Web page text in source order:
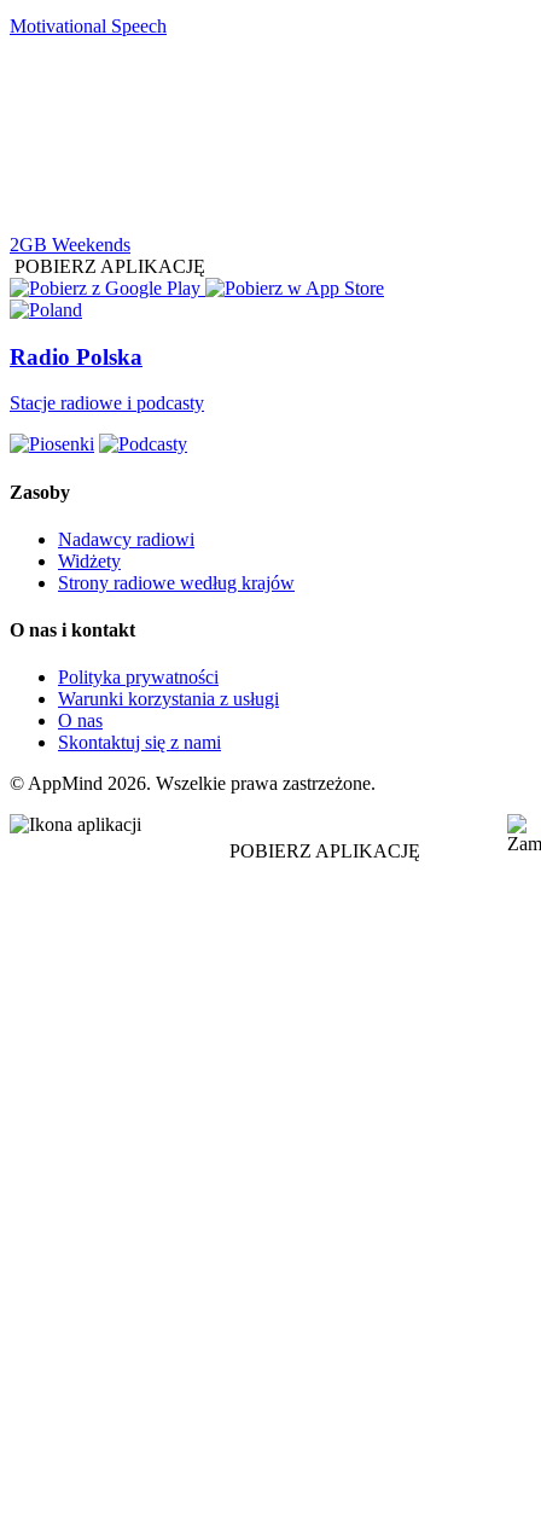
Motivational Speech
2GB Weekends
POBIERZ APLIKACJĘ
Radio Polska
Stacje radiowe i podcasty
Zasoby
Nadawcy radiowi
Widżety
Strony radiowe według krajów
O nas i kontakt
Polityka prywatności
Warunki korzystania z usługi
O nas
Skontaktuj się z nami
© AppMind 2026. Wszelkie prawa zastrzeżone.
POBIERZ APLIKACJĘ